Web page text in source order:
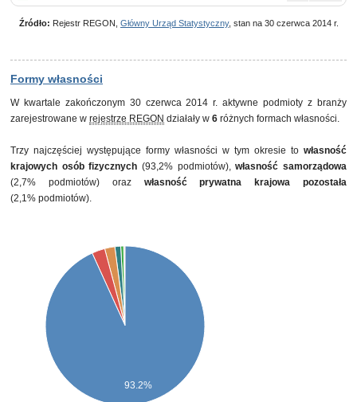
Źródło: Rejestr REGON, Główny Urząd Statystyczny, stan na 30 czerwca 2014 r.
Formy własności
W kwartale zakończonym 30 czerwca 2014 r. aktywne podmioty z branży
zarejestrowane w rejestrze REGON działały w 6 różnych formach własności.
Trzy najczęściej występujące formy własności w tym okresie to własność
krajowych osób fizycznych (93,2% podmiotów),własność samorządowa
(2,7% podmiotów) oraz własność prywatna krajowa pozostała
(2,1% podmiotów).
93.2%